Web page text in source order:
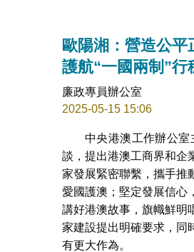
歐陽湘：營造公平
護航“一國兩制”行
廉政專員辦公室
2025-05-15 15:06
中央港澳工作辦公
談，提出港澳工商界和企
家發展緊密聯繫，攜手推
愛國護澳；堅定發展信心
講好港澳故事，旗幟鮮明
家建設提出明確要求，同
有更大作為。